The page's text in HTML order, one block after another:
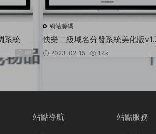
系統
網站源碼
快樂二級域名分發系統美化版
碼 2023-02-15 1.4k
站點導航 站點服務